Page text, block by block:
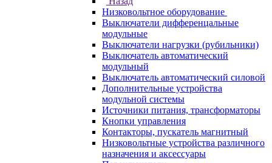
Низковольтное оборудование
Выключатели дифференцальные
модульные
Выключатели нагрузки (рубильники)
Выключатель автоматический
модульный
Выключатель автоматический силовой
Дополнительные устройства
модульной системы
Источники питания, трансформаторы
Кнопки управления
Контакторы, пускатель магнитный
Низковольтные устройства различного
назначения и аксессуары